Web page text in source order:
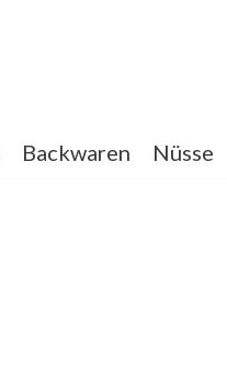
Backwaren Nüsse